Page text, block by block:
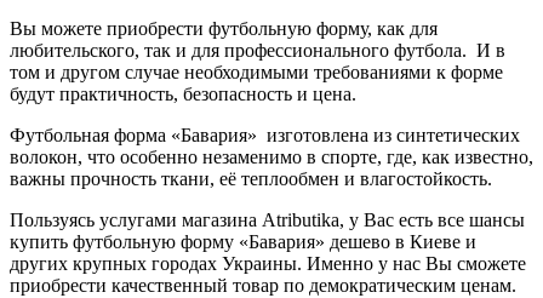
Вы можете приобрести футбольную форму, как для
любительского, так и для профессионального футбола. И в
том и другом случае необходимыми требованиями к форме
будут практичность, безопасность и цена.
Футбольная форма «Бавария» изготовлена из синтетических
волокон, что особенно незаменимо в спорте, где, как известно,
важны прочность ткани, её теплообмен и влагостойкость.
Пользуясь услугами магазина Аtributika, у Вас есть все шансы
купить футбольную форму «Бавария» дешево в Киеве и
других крупных городах Украины. Именно у нас Вы сможете
приобрести качественный товар по демократическим ценам.